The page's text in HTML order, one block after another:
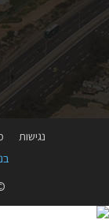
נגישות